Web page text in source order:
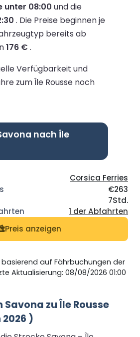
unter 08:00 und die
. Die Preise beginnen je
bereits ab
176 € .
Verfügbarkeit und
zum Île Rousse noch
nach Île
Corsica Ferries
€263
7Std.
1 der Abfahrten
Preis anzeigen
auf Fährbuchungen der
Aktualisierung: 08/08/2026 01:00
Savona zu Île Rousse
)